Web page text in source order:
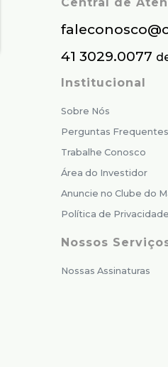
41 3029.0077
Institucional
Sobre Nós
Perguntas Frequentes
Trabalhe Conosco
Área do Investidor
Anuncie no Clube do
Política de Privacidade
Nossos
Nossas Assinaturas